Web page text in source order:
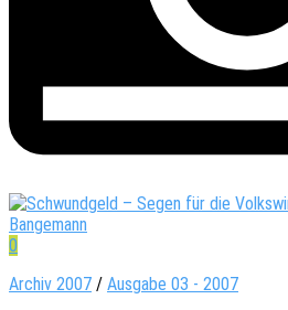
0
Archiv 2007 / Ausgabe 03 - 2007